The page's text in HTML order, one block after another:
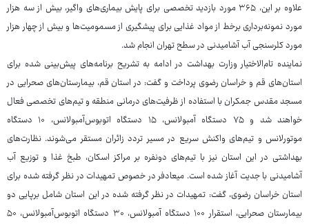
علاوه بر این، ۳۶۵ مورد بازدید تخصصی برای پایش بیماری‌های واگیر، بیش از سه هزار
مورد نمونه‌برداری برخط از مواد غذایی برای پیشگیری از مسمومیت‌ها و بیش از چهار هزار
مورد کلرسنجی آب آشامیدنی در سطح تهران انجام شد.
نماینده تام‌الاختیار وزارت بهداشت در ادامه به تشریح برنامه‌های پیش‌بینی شده برای
استان‌های قم و خراسان رضوی پرداخت و گفت: در استان قم، بیمارستان‌های صحرایی در
مسجد مقدس جمکران با استفاده از ظرفیت‌های درمانی منطقه و تیم‌های تخصصی فعال
خواهند شد و ۷۵ دستگاه آمبولانس، ۱۵ دستگاه اتوبوس‌آمبولانس، ۱۰ دستگاه
موتورلانس و تیم‌های واکنش سریع در مسیر تردد زائران مستقر می‌شوند. نظارت‌های
بهداشتی در این استان نیز با تیم‌های دونفره بر مراکز اسکان، طبخ غذا و توزیع آب
آشامیدنی با جدیت آغاز شده است. میعادفر در خصوص تمهیدات در نظر گرفته شده برای
استان خراسان رضوی، گفت: تمهیدات در نظر گرفته شده در این استان شامل برپایی دو
بیمارستان صحرایی، استقرار ۱۰۰ دستگاه آمبولانس، ۳۰ دستگاه اتوبوس‌آمبولانس، ۵۰